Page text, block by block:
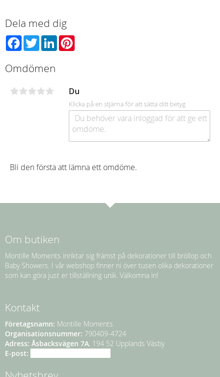
Dela med dig
Facebook
TwitterLinkedIn
Omdömen
Du
Klicka på en stjärna för att sätta ditt betyg
Bli den första att lämna ett omdöme.
Om butiken
Montille Moments inriktar sig främst på dekorationer till bröllop och
Baby Showers. I vår webshop finner ni över tusen olika dekorationer
som kan göra just er tillställning unik. Välkomna in!
Kontakt
Företagsnamn: Montille Moments
Organisationsnummer: 790409-4724
Adress: Åsbacksvägen 7A, 194 52 Upplands Väsby
E-post: